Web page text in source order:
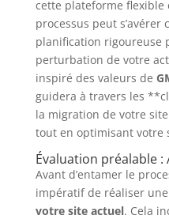
cette plateforme flexible
processus peut s’avérer
planification rigoureuse
perturbation de votre
inspiré des valeurs de
guidera à travers les
la migration de votre
tout en optimisant votre
Évaluation préalable :
Avant d’entamer le
impératif de réaliser une
votre site actuel. Cela